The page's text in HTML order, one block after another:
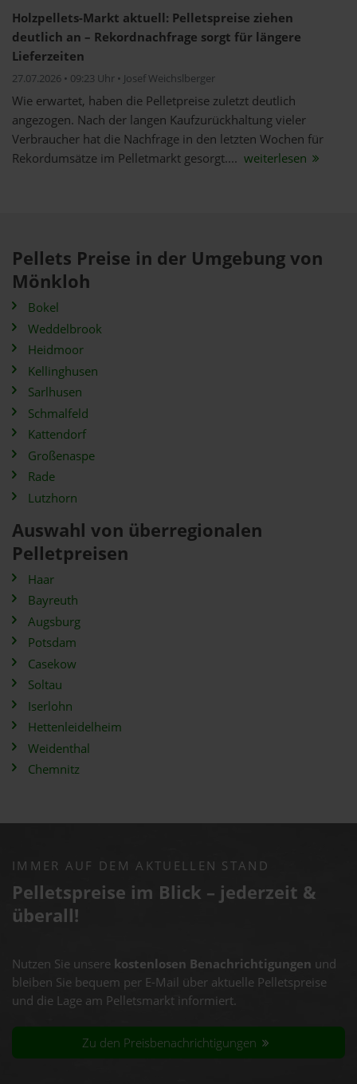
Holzpellets-Markt aktuell: Pelletspreise ziehen
deutlich an – Rekordnachfrage sorgt für längere
Lieferzeiten
27.07.2026 • 09:23 Uhr • Josef Weichslberger
Wie erwartet, haben die Pelletpreise zuletzt deutlich
angezogen. Nach der langen Kaufzurückhaltung vieler
Verbraucher hat die Nachfrage in den letzten Wochen für
Rekordumsätze im Pelletmarkt gesorgt.... weiterlesen
Pellets Preise in der Umgebung von
Mönkloh
Bokel
Weddelbrook
Heidmoor
Kellinghusen
Sarlhusen
Schmalfeld
Kattendorf
Großenaspe
Rade
Lutzhorn
Auswahl von überregionalen
Pelletpreisen
Haar
Bayreuth
Augsburg
Potsdam
Casekow
Soltau
Iserlohn
Hettenleidelheim
Weidenthal
Chemnitz
IMMER AUF DEM AKTUELLEN STAND
Pelletspreise im Blick – jederzeit &
überall!
Nutzen Sie unsere kostenlosen Benachrichtigungen und
bleiben Sie bequem per E-Mail über aktuelle Pelletspreise
und die Lage am Pelletsmarkt informiert.
Zu den Preisbenachrichtigungen